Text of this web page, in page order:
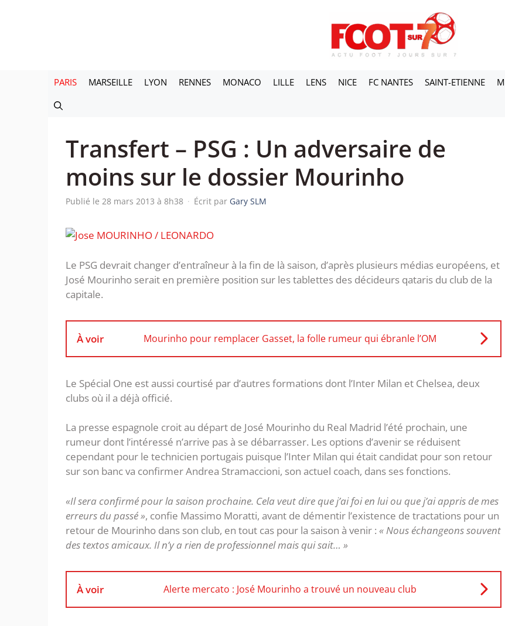
PARIS MARSEILLE LYON RENNES MONACO LILLE LENS NICE FC NANTES SAINT-ETIENNE
Transfert – PSG : Un adversaire de
moins sur le dossier Mourinho
Publié le 28 mars 2013 à 8h38 · Écrit par Gary SLM
Le PSG devrait changer d’entraîneur à la fin de là saison, d’après plusieurs médias européens, et
José Mourinho serait en première position sur les tablettes des décideurs qataris du club de la
capitale.
À voir Mourinho pour remplacer Gasset, la folle rumeur qui ébranle l’OM
Le Spécial One est aussi courtisé par d’autres formations dont l’Inter Milan et Chelsea, deux
clubs où il a déjà officié.
La presse espagnole croit au départ de José Mourinho du Real Madrid l’été prochain, une
rumeur dont l’intéressé n’arrive pas à se débarrasser. Les options d’avenir se réduisent
cependant pour le technicien portugais puisque l’Inter Milan qui était candidat pour son retour
sur son banc va confirmer Andrea Stramaccioni, son actuel coach, dans ses fonctions.
«Il sera confirmé pour la saison prochaine. Cela veut dire que j’ai foi en lui ou que j’ai appris de mes
erreurs du passé », confie Massimo Moratti, avant de démentir l’existence de tractations pour un
retour de Mourinho dans son club, en tout cas pour la saison à venir : « Nous échangeons souvent
des textos amicaux. Il n’y a rien de professionnel mais qui sait… »
À voir Alerte mercato : José Mourinho a trouvé un nouveau club